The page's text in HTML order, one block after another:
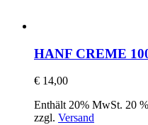
HANF CREME
€ 14,00
Enthält 20% MwSt. 20 %
zzgl. Versand